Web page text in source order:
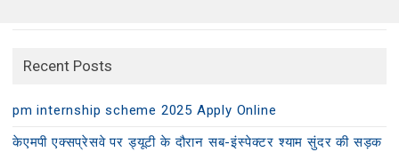
Recent Posts
pm internship scheme 2025 Apply Online
केएमपी एक्सप्रेसवे पर ड्यूटी के दौरान सब-इंस्पेक्टर श्याम सुंदर की सड़क